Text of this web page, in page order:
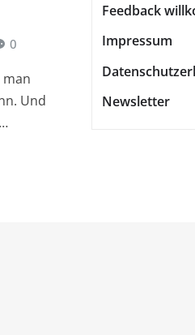
0
Und
Feedback
Impressum
Newsletter